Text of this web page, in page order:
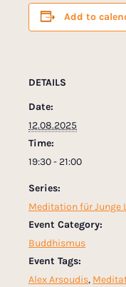
Add to
DETAILS
Date:
12.08.2025
Time:
19:30 - 21:00
Series:
Meditation für Junge
Event Category:
Buddhismus
Event Tags:
Alex Arsoudis,